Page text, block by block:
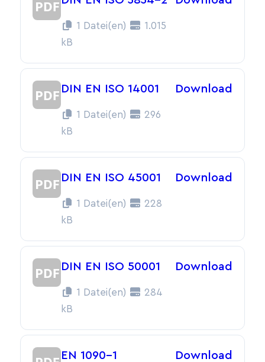
1 Datei(en)
1.015
kB
DIN EN ISO 14001
1 Datei(en)
296
kB
Download
DIN EN ISO 45001
1 Datei(en)
228
kB
Download
DIN EN ISO 50001
1 Datei(en)
284
kB
Download
EN 1090-1 Download